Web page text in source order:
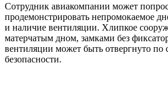
Сотрудник авиакомпании может
продемонстрировать непромокаемое
и наличие вентиляции. Хлипкое
матерчатым дном, замками без
вентиляции может быть отвергнуто по
безопасности.